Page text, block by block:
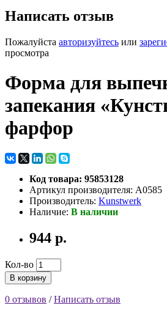
Написать отзыв
Пожалуйста авторизуйтесь или
просмотра
Форма для
запекания
фарфор
Код товара: 95853128
Артикул производителя: A0585
Производитель: Kunstwerk
Наличие: В наличии
944 р.
Кол-во
В корзину
0 отзывов /Написать отзыв